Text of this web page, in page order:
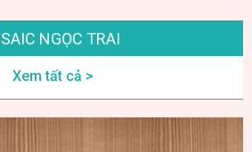
NGỌC TRAI
Xem tất cả >